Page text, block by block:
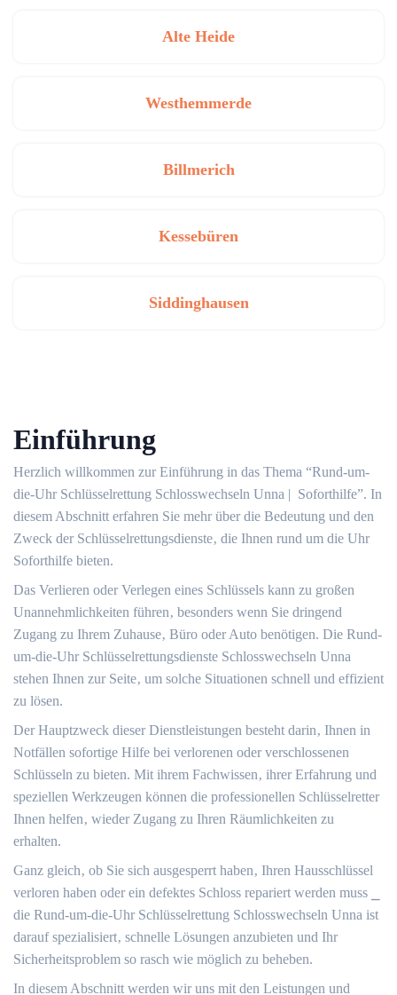
Alte Heide
Westhemmerde
Billmerich
Kessebüren
Siddinghausen
Einführung
Herzlich willkommen zur Einführung in das Thema “Rund-um-
die-Uhr Schlüsselrettung Schlosswechseln Unna | ️ Soforthilfe”. In
diesem Abschnitt erfahren Sie mehr über die Bedeutung und den
Zweck der Schlüsselrettungsdienste‚ die Ihnen rund um die Uhr
Soforthilfe bieten.​
Das Verlieren oder Verlegen eines Schlüssels kann zu großen
Unannehmlichkeiten führen‚ besonders wenn Sie dringend
Zugang zu Ihrem Zuhause‚ Büro oder Auto benötigen. Die Rund-
um-die-Uhr Schlüsselrettungsdienste Schlosswechseln Unna
stehen Ihnen zur Seite‚ um solche Situationen schnell und effizient
zu lösen.
Der Hauptzweck dieser Dienstleistungen besteht darin‚ Ihnen in
Notfällen sofortige Hilfe bei verlorenen oder verschlossenen
Schlüsseln zu bieten.​ Mit ihrem Fachwissen‚ ihrer Erfahrung und
speziellen Werkzeugen können die professionellen Schlüsselretter
Ihnen helfen‚ wieder Zugang zu Ihren Räumlichkeiten zu
erhalten.​
Ganz gleich‚ ob Sie sich ausgesperrt haben‚ Ihren Hausschlüssel
verloren haben oder ein defektes Schloss repariert werden muss ⎯
die Rund-um-die-Uhr Schlüsselrettung Schlosswechseln Unna ist
darauf spezialisiert‚ schnelle Lösungen anzubieten und Ihr
Sicherheitsproblem so rasch wie möglich zu beheben.
In diesem Abschnitt werden wir uns mit den Leistungen und